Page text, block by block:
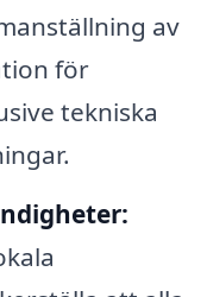
av
för
tekniska